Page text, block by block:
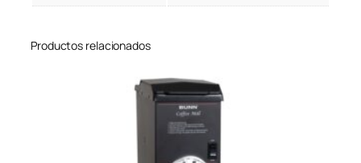
Productos relacionados